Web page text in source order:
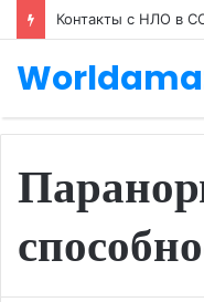
Контакты с НЛО в